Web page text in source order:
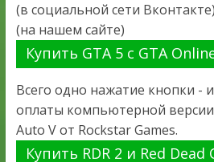
(в социальной сети
(на нашем сайте)
Купить GTA 5 с GTA
Всего одно нажатие кнопки -
оплаты компьютерной
Auto V от Rockstar Games.
Купить RDR 2 и Red Dead